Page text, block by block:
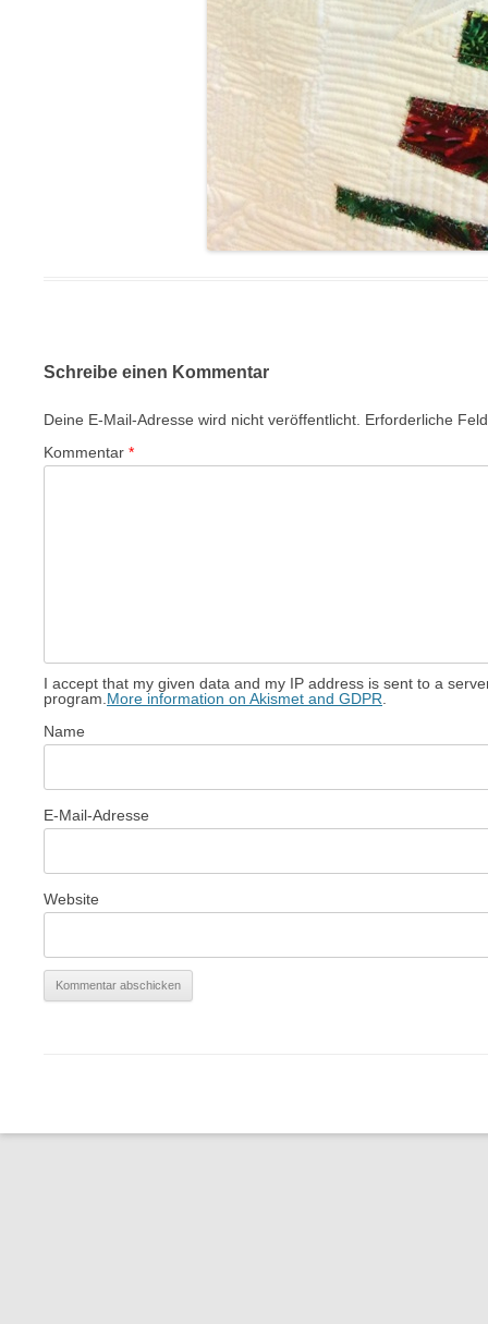
Schreibe einen Kommentar
Deine E-Mail-Adresse wird nicht veröffentlicht. Erforderliche
Kommentar *
I accept that my given data and my IP address is sent to a
program. More information on Akismet and GDPR
Name
E-Mail-Adresse
Website